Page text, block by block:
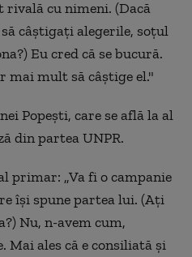
rivală cu nimeni. (Dacă
câştigaţi alegerile, soţul
Eu cred că se bucură.
mai mult să câştige el."
Popeşti, care se află la al
din partea UNPR.
primar: „Va fi o campanie
îşi spune partea lui. (Aţi
Nu, n-avem cum,
Mai ales că e consiliată şi